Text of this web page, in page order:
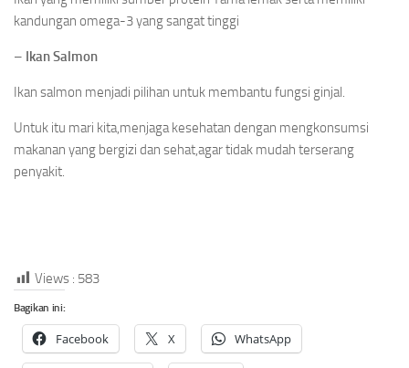
kandungan omega-3 yang sangat tinggi
– Ikan Salmon
Ikan salmon menjadi pilihan untuk membantu fungsi ginjal.
Untuk itu mari kita,menjaga kesehatan dengan mengkonsumsi
makanan yang bergizi dan sehat,agar tidak mudah terserang
penyakit.
Views : 583
Bagikan ini:
Facebook X WhatsApp